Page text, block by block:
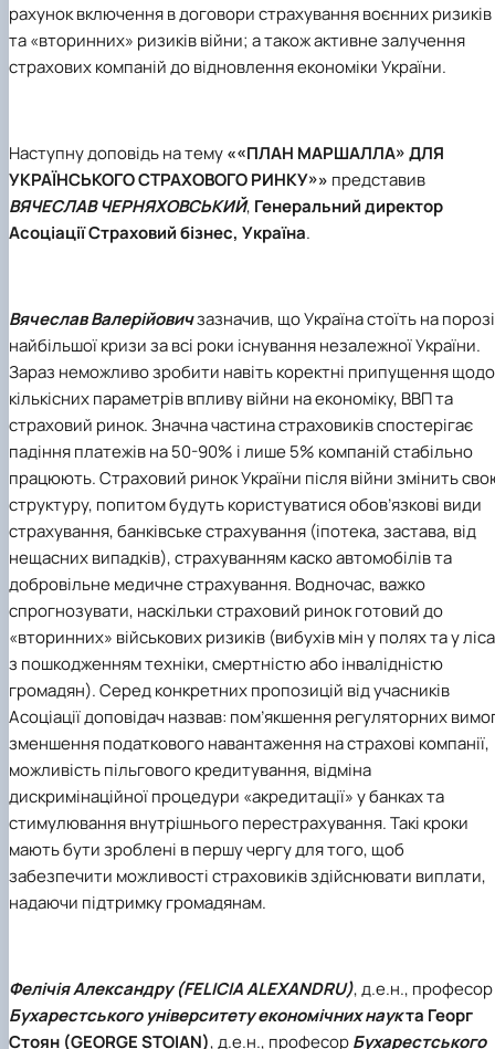
рахунок включення в договори страхування воєнних ризиків
та «вторинних» ризиків війни; а також активне залучення
страхових компаній до відновлення економіки України.
Наступну доповідь на тему««ПЛАН МАРШАЛЛА» ДЛЯ
УКРАЇНСЬКОГО СТРАХОВОГО РИНКУ»» представив
ВЯЧЕСЛАВЧЕРНЯХОВСЬКИЙ, Генеральний директор
Асоціації Страховий бізнес, Україна.
Вячеслав Валерійовичзазначив, що Україна стоїть на порозі
найбільшої кризи за всі роки існування незалежної України.
Зараз неможливо зробити навіть коректні припущення щодо
кількісних параметрів впливу війни на економіку, ВВП та
страховий ринок. Значна частина страховиків спостерігає
падіння платежів на 50-90% і лише 5% компаній стабільно
працюють. Страховий ринок України після війни змінить
структуру, попитом будуть користуватися обов’язкові види
страхування, банківське страхування (іпотека, застава, від
нещасних випадків), страхуванням каско автомобілів та
добровільне медичне страхування. Водночас, важко
спрогнозувати, наскільки страховий ринок готовий до
«вторинних» військових ризиків (вибухів мін у полях та у
з пошкодженням техніки, смертністю або інвалідністю
громадян). Серед конкретних пропозицій від учасників
Асоціації доповідач назвав: пом’якшення регуляторних
зменшення податкового навантаження на страхові компанії,
можливість пільгового кредитування, відміна
дискримінаційної процедури «акредитації» у банках та
стимулювання внутрішнього перестрахування. Такі кроки
мають бути зроблені в першу чергу для того, щоб
забезпечити можливості страховиків здійснювати виплати,
надаючи підтримку громадянам.
Фелічія Александру (FELICIA ALEXANDRU), д.е.н., професор
Бухарестського університету економічних наукта Георг
Стоян (GEORGE STOIAN), д.е.н., професорБухарестського